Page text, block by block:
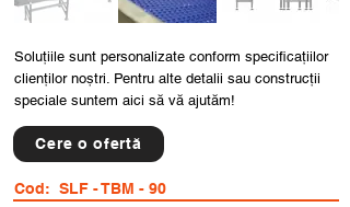
Soluțiile sunt personalizate conform specificațiilor
clienților noștri. Pentru alte detalii sau construcții
speciale suntem aici să vă ajutăm!
Cere o ofertă
Cod: SLF - TBM - 90